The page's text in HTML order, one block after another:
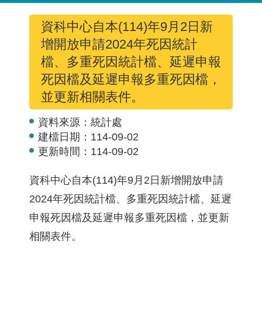
資科中心自本(114)年9月2日新
增開放申請2024年死因統計
檔、多重死因統計檔、延遲申報
死因檔及延遲申報多重死因檔，
並更新相關表件。
資料來源： 統計處
建檔日期： 114-09-02
更新時間： 114-09-02
資科中心自本(114)年9月2日新增開放申請
2024年死因統計檔、多重死因統計檔、延遲
申報死因檔及延遲申報多重死因檔，並更新
相關表件。